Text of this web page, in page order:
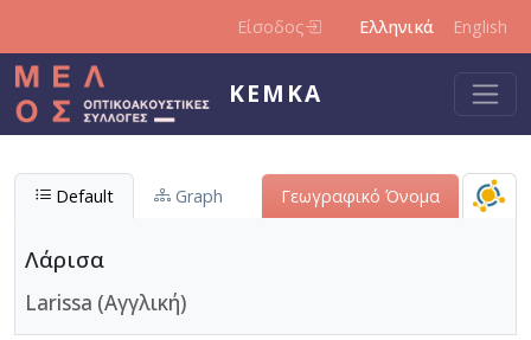
Είσοδος Ελληνικά English
ΚΕΜΚΑ
Default Graph Γεωγραφικό Όνομα
Λάρισα
Larissa (Αγγλική)